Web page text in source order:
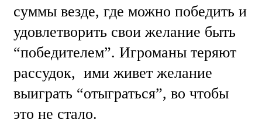
суммы везде, где можно победить и
удовлетворить свои желание быть
“победителем”. Игроманы теряют
рассудок, ими живет желание
выиграть “отыграться”, во чтобы
это не стало.